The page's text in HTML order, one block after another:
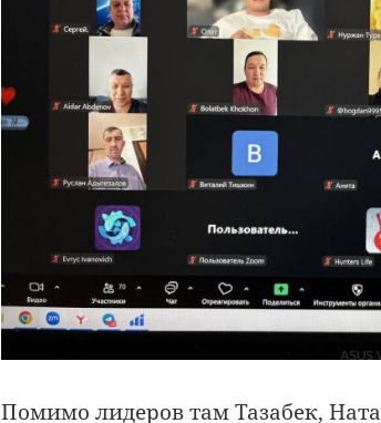
Помимо лидеров там Тазабек,